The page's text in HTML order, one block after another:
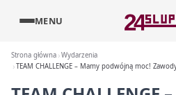
MENU
Strona główna Wydarzenia
TEAM CHALLENGE – Mamy podwójną moc!